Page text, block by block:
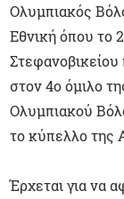
Ολυμπιακός
Εθνική όπου το
στον 4ο όμιλο
Ολυμπιακού
το κύπελλο της
Έρχεται για να